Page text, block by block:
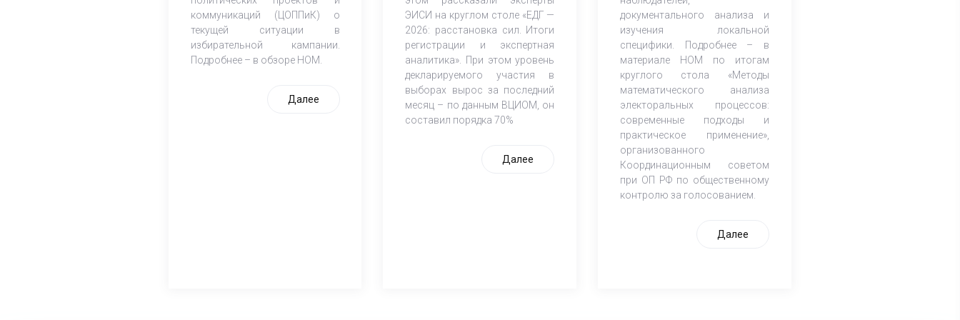
коммуникаций (ЦОППиК) о
текущей ситуации в
избирательной кампании.
Подробнее – в обзоре НОМ.
Далее
ЭИСИ на круглом столе «ЕДГ —
2026: расстановка сил. Итоги
регистрации и экспертная
аналитика». При этом уровень
декларируемого участия в
выборах вырос за последний
месяц – по данным ВЦИОМ, он
составил порядка 70%
Далее
документального анализа и
изучения локальной
специфики. Подробнее – в
материале НОМ по итогам
круглого стола «Методы
математического анализа
электоральных процессов:
современные подходы и
практическое применение»,
организованного
Координационным советом
при ОП РФ по общественному
контролю за голосованием.
Далее